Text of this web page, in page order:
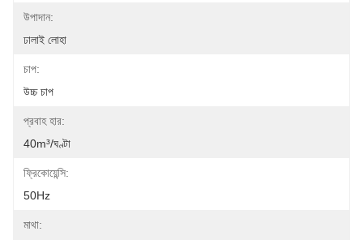
উপাদান:
ঢালাই লোহা
চাপ:
উচ্চ চাপ
প্রবাহ হার:
40m³/ঘণ্টা
ফ্রিকোয়েন্সি:
50Hz
মাথা: